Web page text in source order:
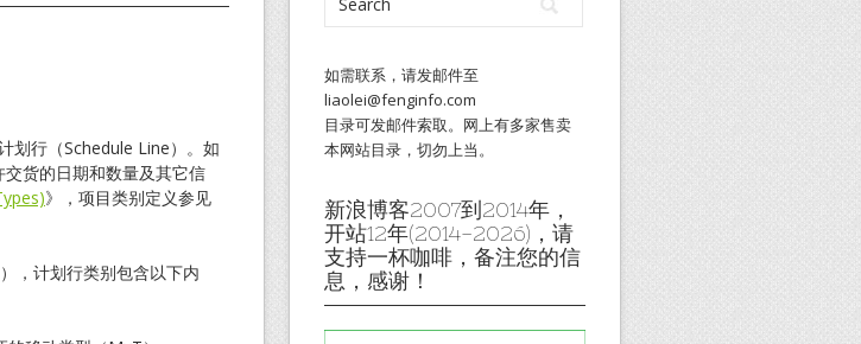
划行（Schedule Line）。如
货的日期和数量及其它信
》，项目类别定义参见
，计划行类别包含以下内
如需联系，请发邮件至
liaolei@fenginfo.com
目录可发邮件索取。网上有多家售卖
本网站目录，切勿上当。
新浪博客2007到2014年，
开站12年(2014-2026)，请
支持一杯咖啡，备注您的信
息，感谢！